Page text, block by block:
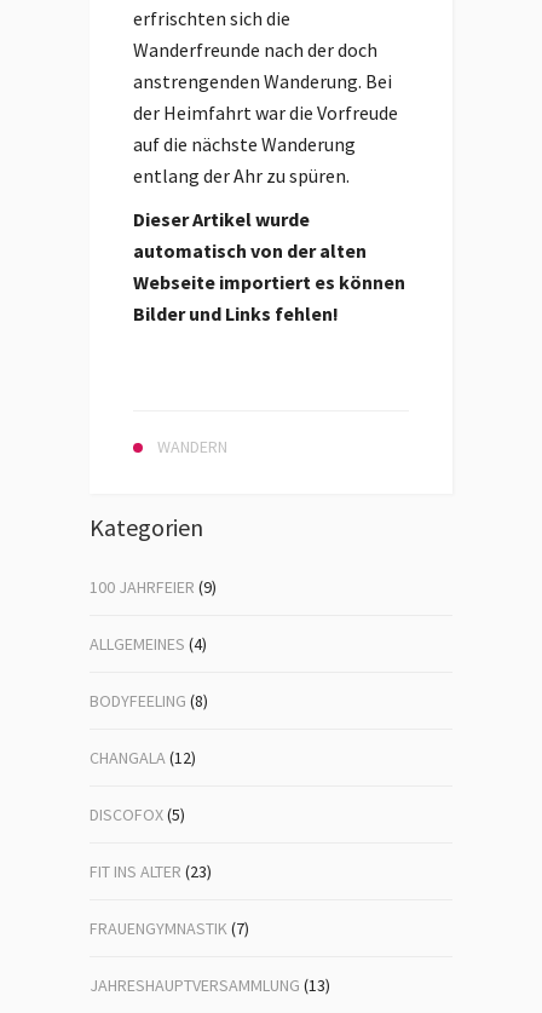
erfrischten sich die
Wanderfreunde nach der doch
anstrengenden Wanderung. Bei
der Heimfahrt war die Vorfreude
auf die nächste Wanderung
entlang der Ahr zu spüren.
Dieser Artikel wurde
automatisch von der alten
Webseite importiert es können
Bilder und Links fehlen!
WANDERN
Kategorien
100 JAHRFEIER (9)
ALLGEMEINES (4)
BODYFEELING (8)
CHANGALA(12)
DISCOFOX(5)
FIT INS ALTER (23)
FRAUENGYMNASTIK(7)
JAHRESHAUPTVERSAMMLUNG (13)